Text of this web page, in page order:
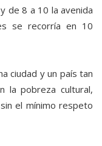
de 8 a 10 la avenida
se recorría en 10
ciudad y un país tan
la pobreza cultural,
el mínimo respeto